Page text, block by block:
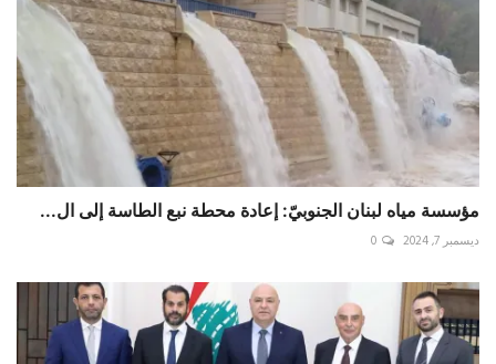
مؤسسة مياه لبنان الجنوبيّ: إعادة محطة نبع الطاسة إلى ال...
ديسمبر 7, 2024 0